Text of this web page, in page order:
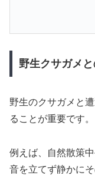
野生クサガメ
野生のクサガメと
ることが重要です。
例えば、自然散策
音を立てず静かに